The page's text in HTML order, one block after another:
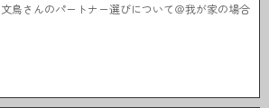
文鳥さんのパートナー選びについて＠我が家の場合